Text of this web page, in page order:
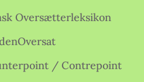
Oversætterleksikon
/ Contrepoint